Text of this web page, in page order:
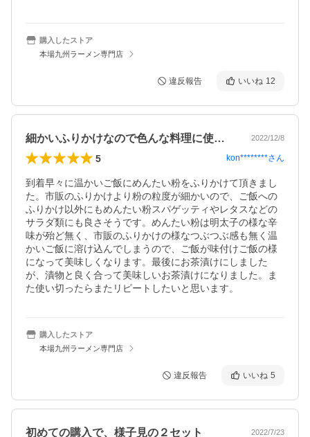
購入したストア
本場九州ラーメン専門店
違反報告 いいね 12
細かいふりかけなので色んな料理に使えます 2022/12/8
5 kon********さん
到着早々に温かいご飯にめんたい粉をふりかけて頂きまし
た。市販のふりかけより粉の粒度が細かいので、ご飯への
ふりかけ以外にもめんたい粉スパゲッティやレタスなどの
サラダ類にも良さそうです。めんたい粉は明太子の様な辛
味が殆ど無く、市販のふりかけの様なつぶつぶ感も無く温
かいご飯に溶け込んでしまうので、ご飯が味付けご飯の様
になって美味しくなります。最後にお茶漬けにしました
が、漬物と良く合って美味しいお茶漬けになりました。ま
た使い切ったらまたリピートしたいと思います。
購入したストア
本場九州ラーメン専門店
違反報告 いいね 5
初めての購入で、様子見の２セット 2022/7/23